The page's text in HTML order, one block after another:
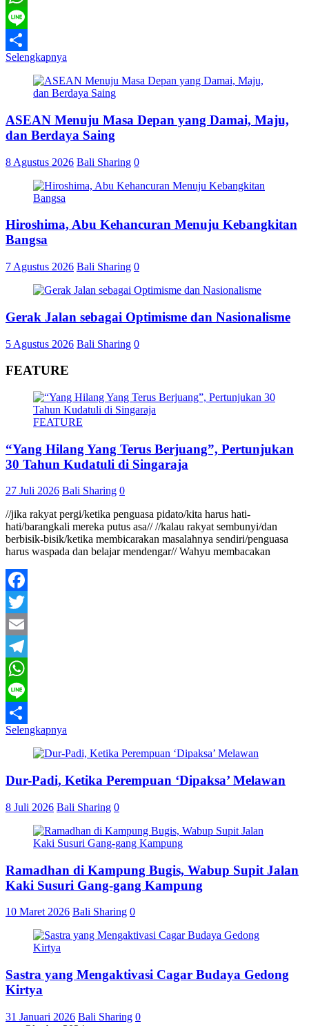
WhatsApp
Line
Share
Selengkapnya
ASEAN Menuju Masa Depan yang Damai, Maju,
dan Berdaya Saing
8 Agustus 2026 Bali Sharing 0
Hiroshima, Abu Kehancuran Menuju Kebangkitan
Bangsa
7 Agustus 2026 Bali Sharing 0
Gerak Jalan sebagai Optimisme dan Nasionalisme
5 Agustus 2026 Bali Sharing 0
FEATURE
FEATURE
“Yang Hilang Yang Terus Berjuang”, Pertunjukan
30 Tahun Kudatuli di Singaraja
27 Juli 2026 Bali Sharing 0
//jika rakyat pergi/ketika penguasa pidato/kita harus hati-
hati/barangkali mereka putus asa// //kalau rakyat sembunyi/dan
berbisik-bisik/ketika membicarakan masalahnya sendiri/penguasa
harus waspada dan belajar mendengar// Wahyu membacakan
Facebook
Twitter
Email
Telegram
WhatsApp
Line
Share
Selengkapnya
Dur-Padi, Ketika Perempuan ‘Dipaksa’ Melawan
8 Juli 2026 Bali Sharing 0
Ramadhan di Kampung Bugis, Wabup Supit Jalan
Kaki Susuri Gang-gang Kampung
10 Maret 2026 Bali Sharing 0
Sastra yang Mengaktivasi Cagar Budaya Gedong
Kirtya
31 Januari 2026 Bali Sharing 0